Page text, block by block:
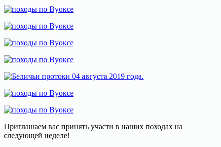
Приглашаем вас принять участи в наших походах на
следующей неделе!